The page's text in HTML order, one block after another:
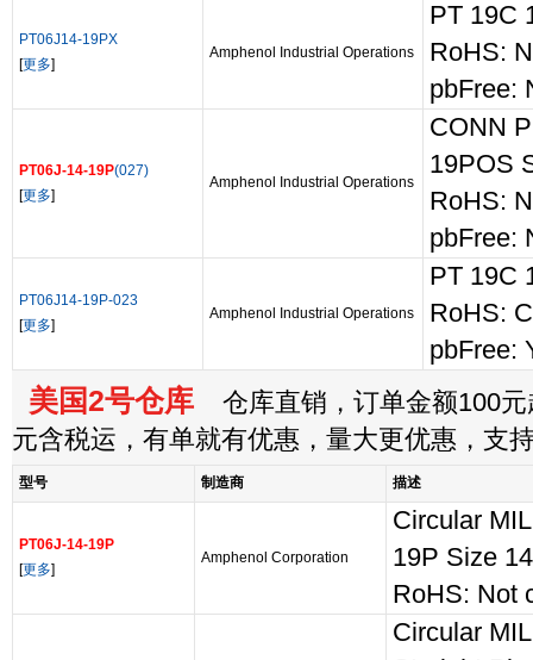
PT06J14-19PX
[更多]
Amphenol Industrial Operations
PT 19C
RoHS:
pbFree:
PT06J-14-19P(027)
[更多]
Amphenol Industrial Operations
CONN
19POS
RoHS:
pbFree:
PT06J14-19P-023
[更多]
Amphenol Industrial Operations
PT 19C
RoHS:
pbFree:
美国2号仓库 仓库直销，订单金额100元
元含税运，有单就有优惠，量大更优惠，支
型号 制造商 描述
PT06J-14-19P
[更多]
Amphenol Corporation
Circular
19P Size
RoHS: Not
Circular